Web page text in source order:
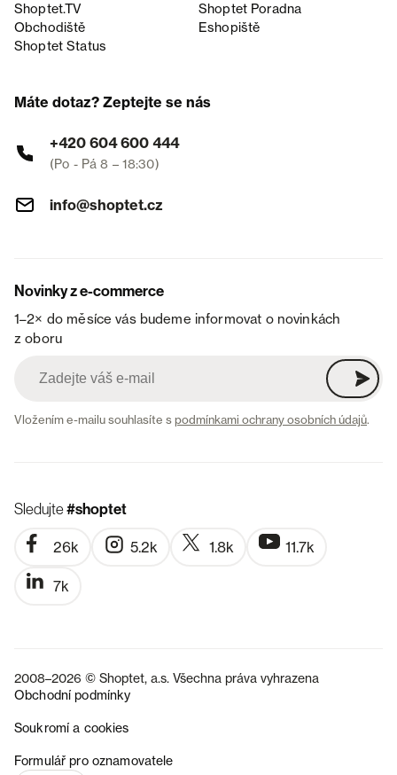
Shoptet.TV
Shoptet Poradna
Obchodiště
Eshopiště
Shoptet Status
Máte dotaz? Zeptejte se nás
+420 604 600 444
(Po - Pá 8 – 18:30)
info@shoptet.cz
Novinky z e-commerce
1–2× do měsíce vás budeme informovat o novinkách
z oboru
Vložením e-mailu souhlasíte spodmínkami ochrany osobních údajů.
Sledujte#shoptet
26k 5.2k 1.8k 11.7k
7k
2008–2026 © Shoptet, a.s. Všechna práva vyhrazena
Obchodní podmínky
Soukromí a cookies
Formulář pro oznamovatele